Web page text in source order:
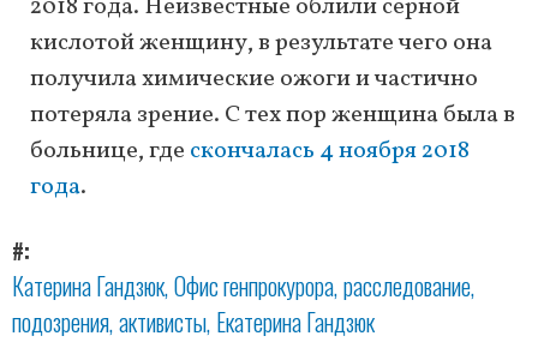
2018 года. Неизвестные облили серной
кислотой женщину, в результате чего она
получила химические ожоги и частично
потеряла зрение. С тех пор женщина была в
больнице, где скончалась 4 ноября 2018
года.
#
Катерина Гандзюк Офис генпрокурора расследование
подозрения активисты Екатерина Гандзюк